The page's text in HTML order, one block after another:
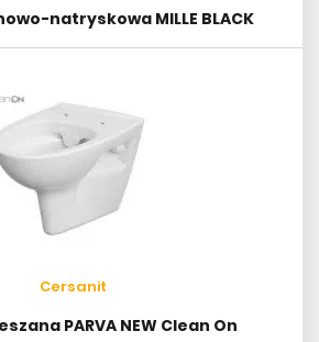
natryskowa MILLE BLACK
Cersanit
PARVA NEW Clean On